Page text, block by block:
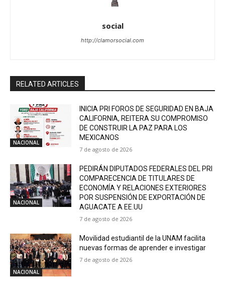
social
http://clamorsocial.com
RELATED ARTICLES
NACIONAL
INICIA PRI FOROS DE SEGURIDAD EN BAJA
CALIFORNIA, REITERA SU COMPROMISO
DE CONSTRUIR LA PAZ PARA LOS
MEXICANOS
7 de agosto de 2026
NACIONAL
PEDIRÁN DIPUTADOS FEDERALES DEL PRI
COMPARECENCIA DE TITULARES DE
ECONOMÍA Y RELACIONES EXTERIORES
POR SUSPENSIÓN DE EXPORTACIÓN DE
AGUACATE A EE.UU
7 de agosto de 2026
NACIONAL
Movilidad estudiantil de la UNAM facilita
nuevas formas de aprender e investigar
7 de agosto de 2026